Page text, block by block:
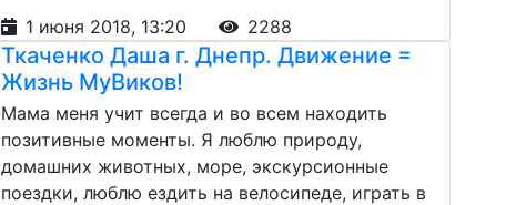
1 июня 2018, 13:20
2288
Ткаченко Даша г. Днепр. Движение =
Жизнь МуВиков!
Мама меня учит всегда и во всем находить
позитивные моменты. Я люблю природу,
домашних животных, море, экскурсионные
поездки, люблю ездить на велосипеде, играть в